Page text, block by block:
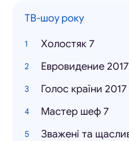
ТВ-шоу року
Холостяк 7
Евровидение 2017
Голос країни 2017
Мастер шеф 7